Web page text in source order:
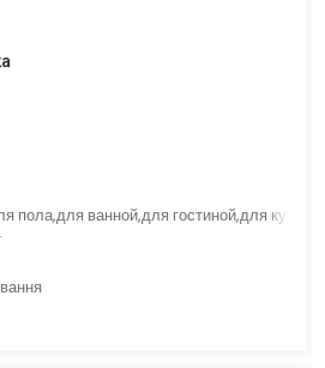
пола,для ванной,для гостиной,для кухни